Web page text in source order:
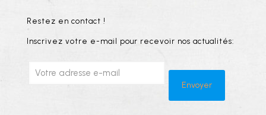
Restez en contact !
Inscrivez votre e-mail pour recevoir nos actualités: